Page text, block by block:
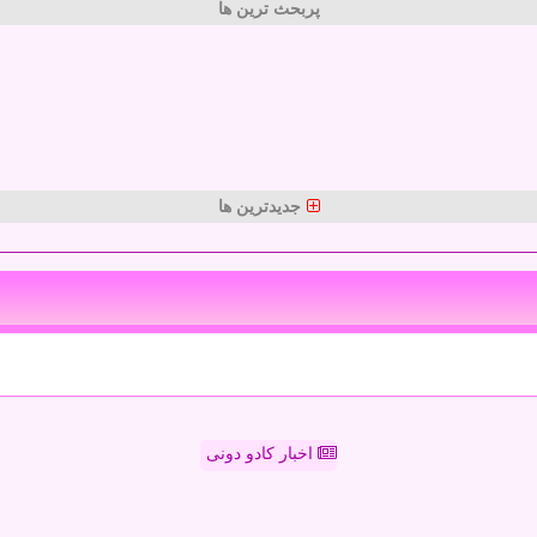
پربحث ترین ها
جدیدترین ها
اخبار کادو دونی